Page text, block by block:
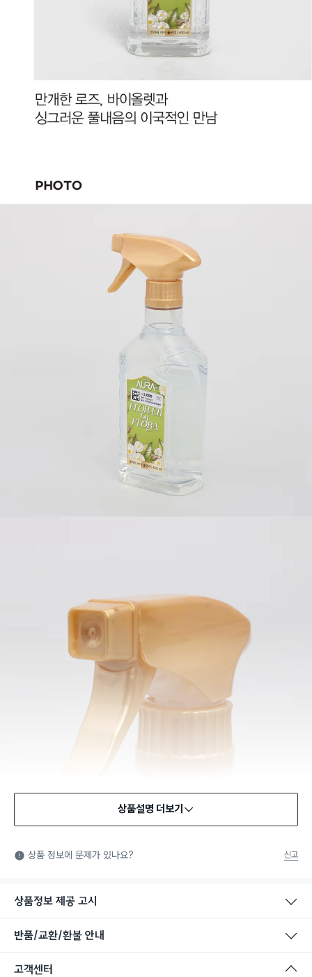
안전확인기준: 일상적인 생활 공간에 사용되는 화학제품 중에서
법에서 정한 안전기준에 적합함을 확인받은 제품을 의미합니다.
상품설명 더보기
상품 정보에 문제가 있나요? 신고
상품정보 제공 고시
반품/교환/환불 안내
고객센터